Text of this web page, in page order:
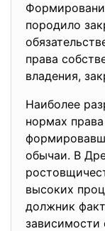
породило
права
владения,
Наиболее
нормах
обычаи. В
высоких
должник
зависимости